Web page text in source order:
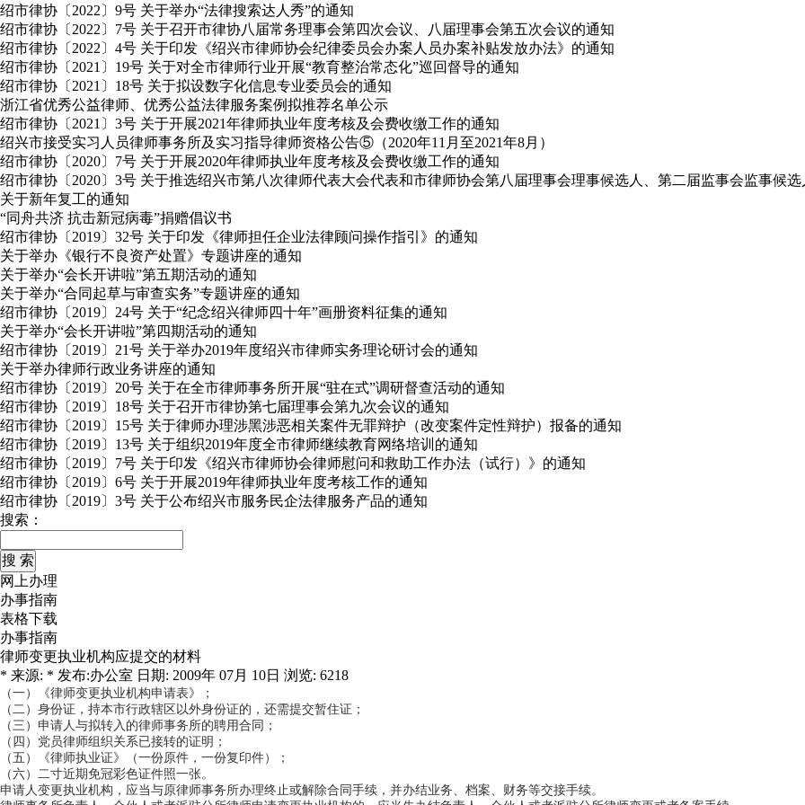
绍市律协〔2022〕9号 关于举办“法律搜索达人秀”的通知
绍市律协〔2022〕7号 关于召开市律协八届常务理事会第四次会议、八届理事会第五次会议的通知
绍市律协〔2022〕4号 关于印发《绍兴市律师协会纪律委员会办案人员办案补贴发放办法》的通知
绍市律协〔2021〕19号 关于对全市律师行业开展“教育整治常态化”巡回督导的通知
绍市律协〔2021〕18号 关于拟设数字化信息专业委员会的通知
浙江省优秀公益律师、优秀公益法律服务案例拟推荐名单公示
绍市律协〔2021〕3号 关于开展2021年律师执业年度考核及会费收缴工作的通知
绍兴市接受实习人员律师事务所及实习指导律师资格公告⑤（2020年11月至2021年8月）
绍市律协〔2020〕7号 关于开展2020年律师执业年度考核及会费收缴工作的通知
绍市律协〔2020〕3号 关于推选绍兴市第八次律师代表大会代表和市律师协会第八届理事会理事候选人、第二届监事会监事候
关于新年复工的通知
“同舟共济 抗击新冠病毒”捐赠倡议书
绍市律协〔2019〕32号 关于印发《律师担任企业法律顾问操作指引》的通知
关于举办《银行不良资产处置》专题讲座的通知
关于举办“会长开讲啦”第五期活动的通知
关于举办“合同起草与审查实务”专题讲座的通知
绍市律协〔2019〕24号 关于“纪念绍兴律师四十年”画册资料征集的通知
关于举办“会长开讲啦”第四期活动的通知
绍市律协〔2019〕21号 关于举办2019年度绍兴市律师实务理论研讨会的通知
关于举办律师行政业务讲座的通知
绍市律协〔2019〕20号 关于在全市律师事务所开展“驻在式”调研督查活动的通知
绍市律协〔2019〕18号 关于召开市律协第七届理事会第九次会议的通知
绍市律协〔2019〕15号 关于律师办理涉黑涉恶相关案件无罪辩护（改变案件定性辩护）报备的通知
绍市律协〔2019〕13号 关于组织2019年度全市律师继续教育网络培训的通知
绍市律协〔2019〕7号 关于印发《绍兴市律师协会律师慰问和救助工作办法（试行）》的通知
绍市律协〔2019〕6号 关于开展2019年律师执业年度考核工作的通知
绍市律协〔2019〕3号 关于公布绍兴市服务民企法律服务产品的通知
搜索：
网上办理
办事指南
表格下载
办事指南
律师变更执业机构应提交的材料
* 来源: * 发布:办公室 日期: 2009年 07月 10日 浏览: 6218
（一）《律师变更执业机构申请表》；
（二）身份证，持本市行政辖区以外身份证的，还需提交暂住证；
（三）申请人与拟转入的律师事务所的聘用合同；
（四）党员律师组织关系已接转的证明；
（五）《律师执业证》（一份原件，一份复印件）；
（六）二寸近期免冠彩色证件照一张。
申请人变更执业机构，应当与原律师事务所办理终止或解除合同手续，并办结业务、档案、财务等交接手续。